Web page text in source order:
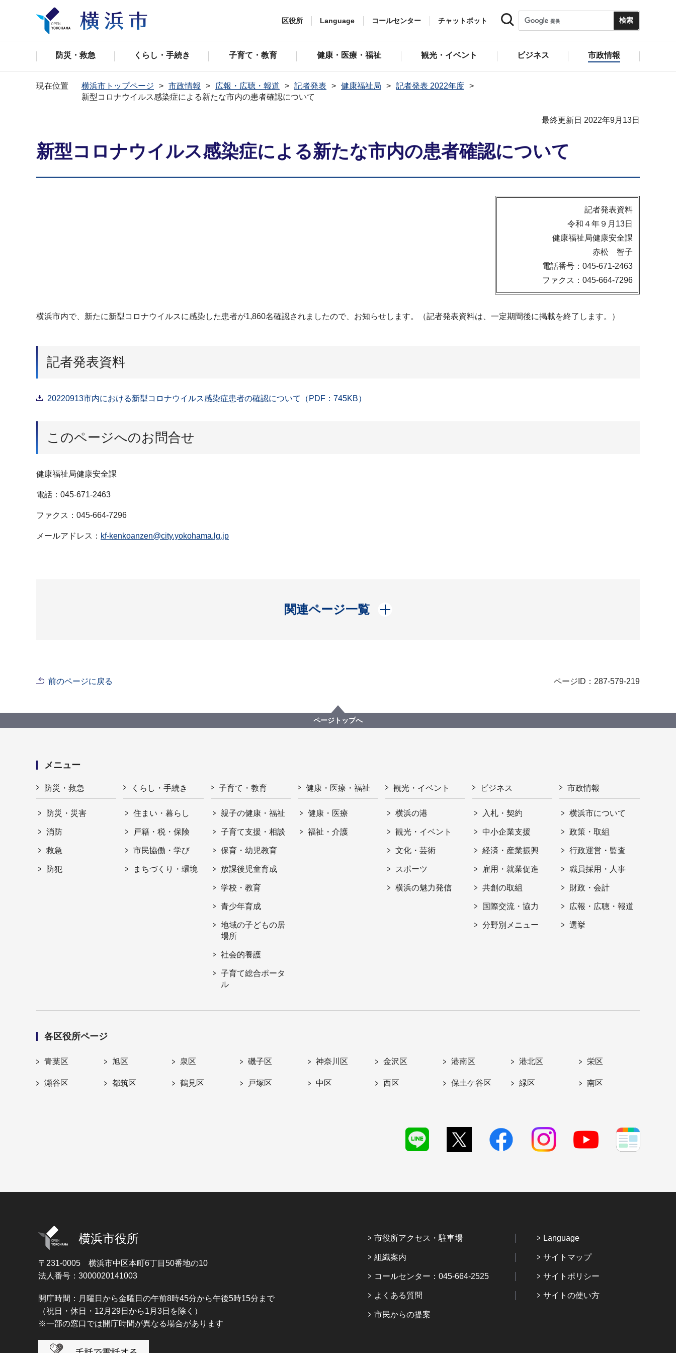
区役所 Language コールセンター チャットボット
防災・救急 くらし・手続き 子育て・教育 健康・医療・福祉 観光・イベント ビジネス 市政情報
現在位置 横浜市トップページ 市政情報 広報・広聴・報道 記者発表 健康福祉局
記者発表 2022年度
新型コロナウイルス感染症による新たな市内の患者確認について
最終更新日 2022年9月13日
新型コロナウイルス感染症による新たな市内の患者確認について
記者発表資料
令和４年９月13日
健康福祉局健康安全課
赤松 智子
電話番号：045-671-2463
ファクス：045-664-7296
横浜市内で、新たに新型コロナウイルスに感染した患者が1,860名確認されましたので、お知らせします。（記者発表資料は、一定期間後に掲載を終了します。）
記者発表資料
20220913市内における新型コロナウイルス感染症患者の確認について（PDF：745KB）
このページへのお問合せ
健康福祉局健康安全課
電話：045-671-2463
ファクス：045-664-7296
メールアドレス： kf-kenkoanzen@city.yokohama.lg.jp
関連ページ一覧
開く
前のページに戻る ページID：287-579-219
ページトップへ
メニュー
防災・救急
防災・災害
消防
救急
防犯
くらし・手続き
住まい・暮らし
戸籍・税・保険
市民協働・学び
まちづくり・環境
子育て・教育
親子の健康・福祉
子育て支援・相談
保育・幼児教育
放課後児童育成
学校・教育
青少年育成
地域の子どもの居
場所
社会的養護
子育て総合ポータ
ル
健康・医療・福祉
健康・医療
福祉・介護
観光・イベント
横浜の港
観光・イベント
文化・芸術
スポーツ
横浜の魅力発信
ビジネス
入札・契約
中小企業支援
経済・産業振興
雇用・就業促進
共創の取組
国際交流・協力
分野別メニュー
市政情報
横浜市について
政策・取組
行政運営・監査
職員採用・人事
財政・会計
広報・広聴・報道
選挙
各区役所ページ
青葉区 旭区 泉区 磯子区 神奈川区 金沢区 港南区 港北区 栄区
瀬谷区 都筑区 鶴見区 戸塚区 中区 西区 保土ケ谷区 緑区 南区
横浜市役所
〒231-0005 横浜市中区本町6丁目50番地の10
法人番号：3000020141003
開庁時間：月曜日から金曜日の午前8時45分から午後5時15分まで
（祝日・休日・12月29日から1月3日を除く）
※一部の窓口では開庁時間が異なる場合があります
市役所アクセス・駐車場
組織案内
コールセンター：045-664-2525
よくある質問
市民からの提案
Language
サイトマップ
サイトポリシー
サイトの使い方